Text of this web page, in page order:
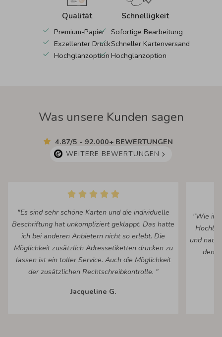
Qualität
Premium-Papier
Exzellenter Druck
Hochglanzoption
Schnelligkeit
Sofortige Bearbeitung
Schneller Kartenversand
Hochglanzoption
Was unsere Kunden sagen
4.87/5 - 92.000+ BEWERTUNGEN
WEITERE BEWERTUNGEN
"Es sind sehr schöne Karten und die individuelle
Beschriftung hat unkompliziert geklappt. Das hatte
ich bei anderen Anbietern nicht so erlebt. Die
Möglichkeit zusätzlich Adressetiketten drucken zu
lassen ist ein toller Service. Auch die Möglichkeit
der zusätzlichen Rechtschreibkontrolle. "
Jacqueline G.
"Wie
und nach
den